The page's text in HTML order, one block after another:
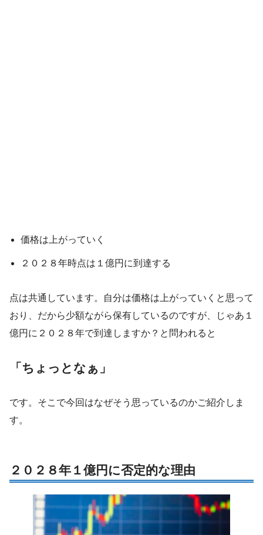
価格は上がっていく
２０２８年時点は１億円に到達する
点は共通しています。自分は価格は上がっていくと思って
おり、だから少額ながら保有しているのですが、じゃあ１
億円に２０２８年で到達しますか？と問われると
「ちょっとなぁ」
です。そこで今回はなぜそう思っているのかご紹介しま
す。
２０２８年１億円に否定的な理由